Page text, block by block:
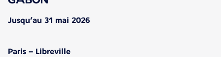
Jusqu’au 31 mai 2026
Paris – Libreville